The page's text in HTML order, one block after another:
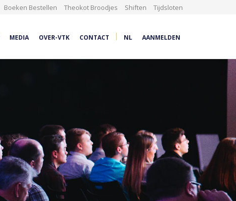
Boeken Bestellen Theokot Broodjes Shiften Tijdsloten
MEDIA OVER-VTK CONTACT | NL AANMELDEN